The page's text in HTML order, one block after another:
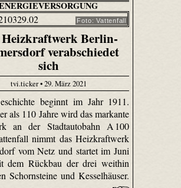
Foto: Vattenfall
Heizkraftwerk Berlin-
verabschiedet
sich
tvi.ticker • 29. März 2021
beginnt im Jahr 1911.
als 110 Jahre wird das markante
an der Stadtautobahn A 100
nimmt das Heizkraftwerk
vom Netz und startet im Juni
dem Rückbau der drei weithin
Schornsteine und Kesselhäuser.